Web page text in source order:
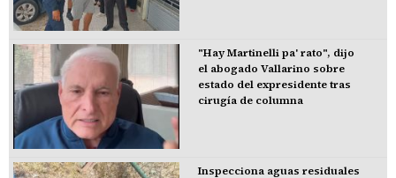
"Hay Martinelli pa' rato", dijo
el abogado Vallarino sobre
estado del expresidente tras
cirugía de columna
Inspecciona aguas residuales